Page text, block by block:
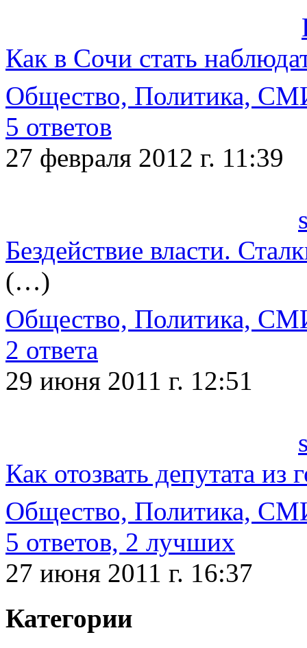
Как в Сочи стать
Общество, Политика,
5 ответов
27 февраля 2012 г. 11:39
Бездействие власти.
(…)
Общество, Политика,
2 ответа
29 июня 2011 г. 12:51
Как отозвать депутата из
Общество, Политика,
5 ответов, 2 лучших
27 июня 2011 г. 16:37
Категории